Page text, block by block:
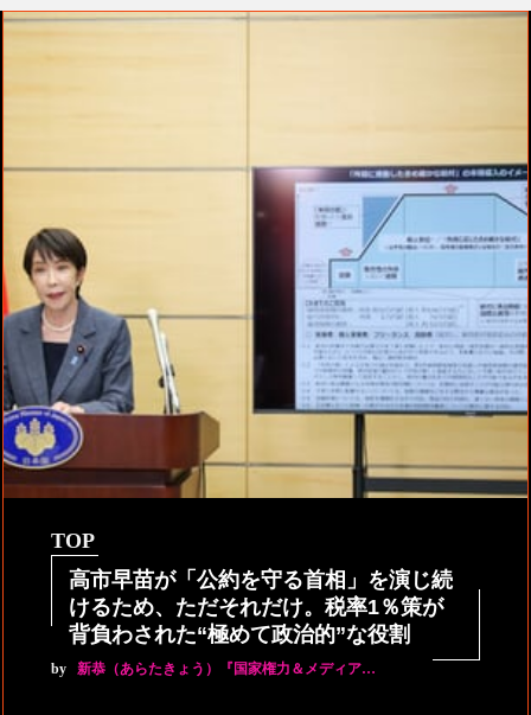
TOP
高市早苗が「公約を守る首相」を演じ続
けるため、ただそれだけ。税率1％策が
背負わされた“極めて政治的”な役割
by 新恭（あらたきょう）『国家権力＆メディア…